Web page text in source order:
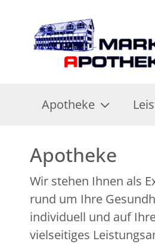
Apotheke
Apotheke
Wir stehen Ihnen als
rund um Ihre
individuell und auf
vielseitiges
über zahlreiche